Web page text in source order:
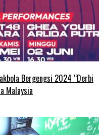
Bergengsi 2024 “Derbi
Malaysia